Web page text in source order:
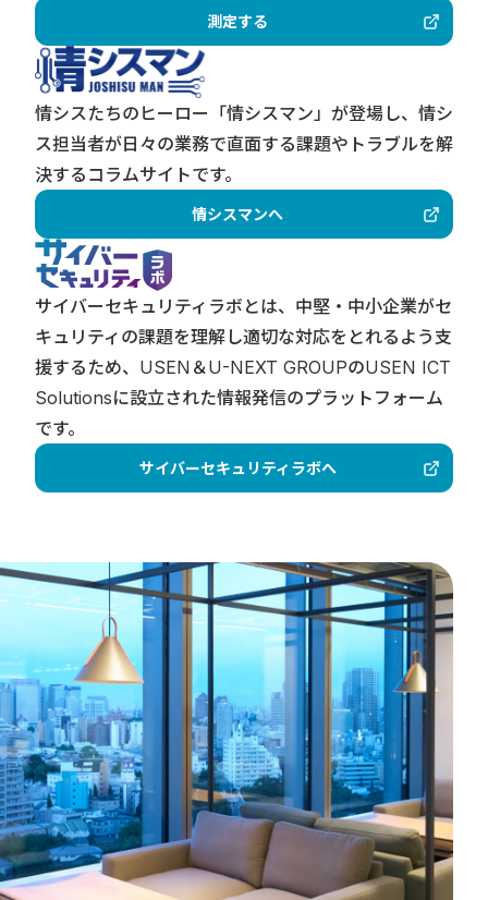
測定する
情シスたちのヒーロー「情シスマン」が登場し、情シ
ス担当者が日々の業務で直面する課題やトラブルを解
決するコラムサイトです。
情シスマンへ
サイバーセキュリティラボとは、中堅・中小企業がセ
キュリティの課題を理解し適切な対応をとれるよう支
援するため、USEN＆U-NEXT GROUPのUSEN ICT
Solutionsに設立された情報発信のプラットフォーム
です。
サイバーセキュリティラボへ